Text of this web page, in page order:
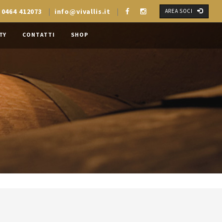
412073 info@vivallis.it AREA SOCI
CONTATTI SHOP